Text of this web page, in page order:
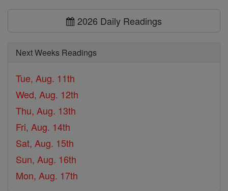
2026 Daily Readings
Next Weeks Readings
Tue, Aug. 11th
Wed, Aug. 12th
Thu, Aug. 13th
Fri, Aug. 14th
Sat, Aug. 15th
Sun, Aug. 16th
Mon, Aug. 17th